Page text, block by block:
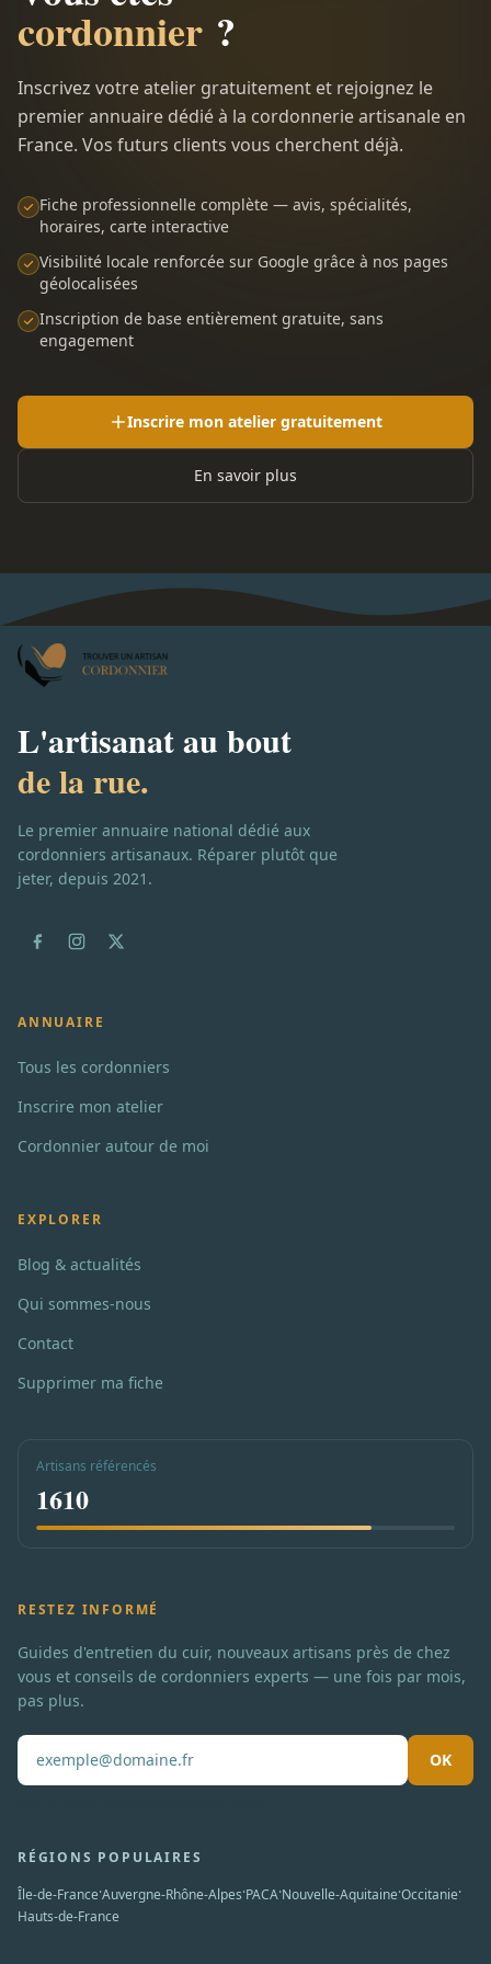
cordonnier ?
Inscrivez votre atelier gratuitement et rejoignez le
premier annuaire dédié à la cordonnerie artisanale en
France. Vos futurs clients vous cherchent déjà.
Fiche professionnelle complète — avis, spécialités,
horaires, carte interactive
Visibilité locale renforcée sur Google grâce à nos pages
géolocalisées
Inscription de base entièrement gratuite, sans
engagement
Inscrire mon atelier gratuitement
En savoir plus
L'artisanat au bout
de la rue.
Le premier annuaire national dédié aux
cordonniers artisanaux. Réparer plutôt que
jeter, depuis 2021.
ANNUAIRE
Tous les cordonniers
Inscrire mon atelier
Cordonnier autour de moi
EXPLORER
Blog & actualités
Qui sommes-nous
Contact
Supprimer ma fiche
Artisans référencés
1610
RESTEZ INFORMÉ
Guides d'entretien du cuir, nouveaux artisans près de chez
vous et conseils de cordonniers experts — une fois par mois,
pas plus.
OK
RÉGIONS POPULAIRES
Île-de-France·Auvergne-Rhône-Alpes·PACA·Nouvelle-Aquitaine·Occitanie·
Hauts-de-France